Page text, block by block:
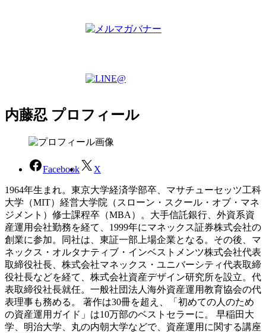
内藤忍 プロフィール
Facebook X
1964年生まれ。東京大学経済学部卒、マサチューセッツ工科
大学（MIT）経営大学院（スローン・スクール・オブ・マネ
ジメント）修士課程卒（MBA）。大手信託銀行、外資系資
産運用会社勤務を経て、1999年にマネックス証券株式会社の
創業に参加。同社は、東証一部上場企業となる。その後、マ
ネックス・オルタナティブ・インベストメンツ株式会社代表
取締役社長、株式会社マネックス・ユニバーシティ代表取締
役社長などを経て、株式会社資産デザイン研究所を設立。代
表取締役社長就任。一般社団法人海外資産運用教育協会の代
表理事も務める。 著作は30冊を超え、「初めての人のため
の資産運用ガイド」は10万部のベストセラーに。 早稲田大
学、明治大学、丸の内朝大学などで、資産運用に関する講座